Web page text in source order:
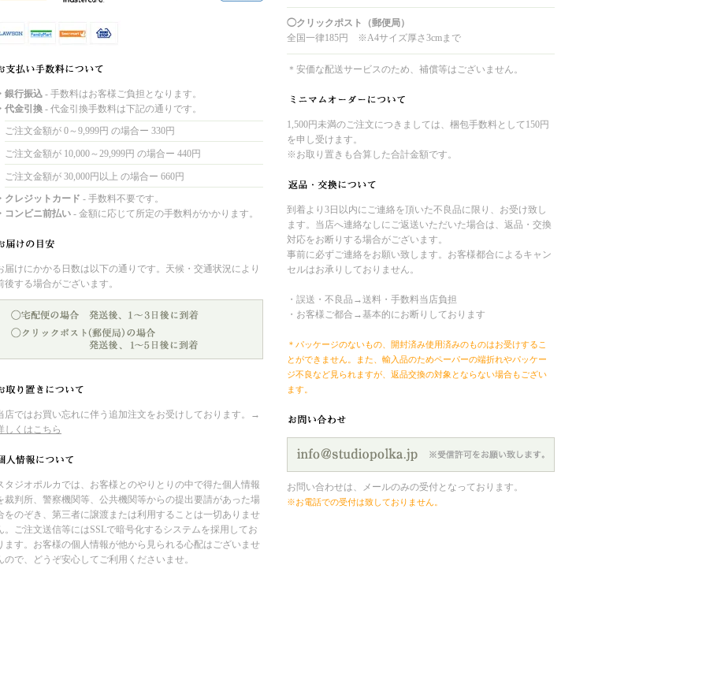
銀行振込 - 手数料はお客様ご負担となります。
代金引換 - 代金引換手数料は下記の通りです。
ご注文金額が 0～9,999円 の場合ー 330円
ご注文金額が 10,000～29,999円 の場合ー 440円
ご注文金額が 30,000円以上 の場合ー 660円
クレジットカード - 手数料不要です。
コンビニ前払い - 金額に応じて所定の手数料がかかります。
届けにかかる日数は以下の通りです。天候・交通状況により
後する場合がございます。
店ではお買い忘れに伴う追加注文をお受けしております。→
しくはこちら
タジオポルカでは、お客様とのやりとりの中で得た個人情報
裁判所、警察機関等、公共機関等からの提出要請があった場
をのぞき、第三者に譲渡または利用することは一切ありませ
。ご注文送信等にはSSLで暗号化するシステムを採用してお
ます。お客様の個人情報が他から見られる心配はございませ
ので、どうぞ安心してご利用くださいませ。
◯クリックポスト（郵便局）
全国一律185円 ※A4サイズ厚さ3cmまで
＊安価な配送サービスのため、補償等はございません。
1,500円未満のご注文につきましては、梱包手数料として150円
を申し受けます。
※お取り置きも合算した合計金額です。
到着より3日以内にご連絡を頂いた不良品に限り、お受け致し
ます。当店へ連絡なしにご返送いただいた場合は、返品・交換
対応をお断りする場合がございます。
事前に必ずご連絡をお願い致します。お客様都合によるキャン
セルはお承りしておりません。
・誤送・不良品→送料・手数料当店負担
・お客様ご都合→基本的にお断りしております
＊パッケージのないもの、開封済み使用済みのものはお受けするこ
とができません。また、輸入品のためペーパーの端折れやパッケー
ジ不良など見られますが、返品交換の対象とならない場合もござい
ます。
お問い合わせは、メールのみの受付となっております。
※お電話での受付は致しておりません。